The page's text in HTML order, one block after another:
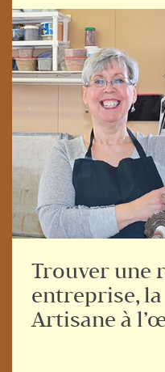
Trouver une
entreprise,
Artisane à